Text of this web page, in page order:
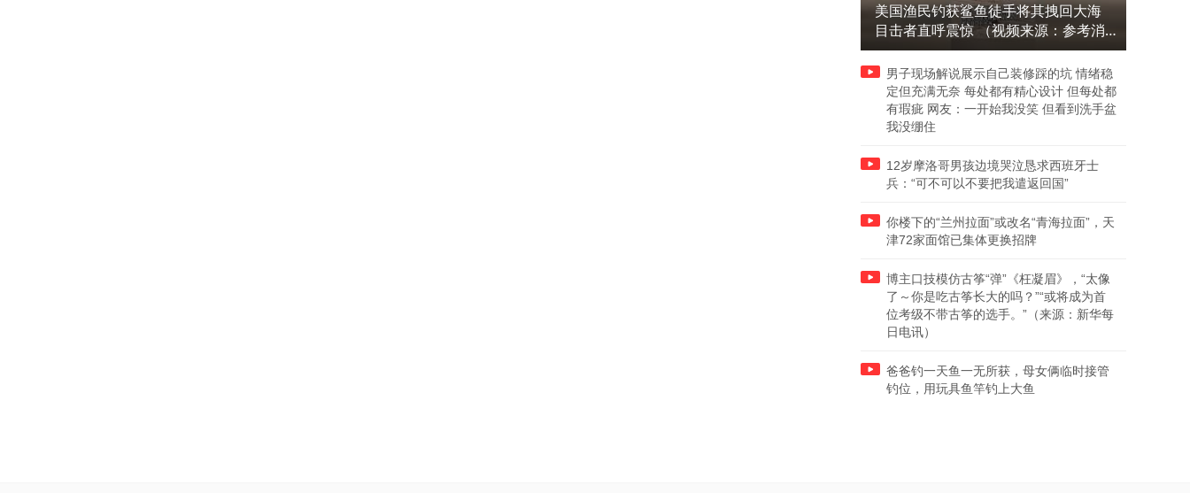
美国渔民钓获鲨鱼徒手将其拽回大海
目击者直呼震惊 （视频来源：参考消
息）
男子现场解说展示自己装修踩的坑 情绪稳
定但充满无奈 每处都有精心设计 但每处都
有瑕疵 网友：一开始我没笑 但看到洗手盆
我没绷住
12岁摩洛哥男孩边境哭泣恳求西班牙士
兵：“可不可以不要把我遣返回国”
你楼下的“兰州拉面”或改名“青海拉面”，天
津72家面馆已集体更换招牌
博主口技模仿古筝“弹”《枉凝眉》，“太像
了～你是吃古筝长大的吗？”“或将成为首
位考级不带古筝的选手。”（来源：新华每
日电讯）
爸爸钓一天鱼一无所获，母女俩临时接管
钓位，用玩具鱼竿钓上大鱼